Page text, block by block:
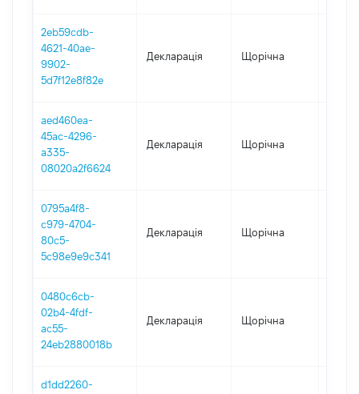
2eb59cdb-
4621-40ae-
9902-
5d7f12e8f82e
Декларація Щорічна
aed460ea-
45ac-4296-
a335-
08020a2f6624
Декларація Щорічна
0795a4f8-
c979-4704-
80c5-
5c98e9e9c341
Декларація Щорічна
0480c6cb-
02b4-4fdf-
ac55-
24eb2880018b
Декларація Щорічна
d1dd2260-